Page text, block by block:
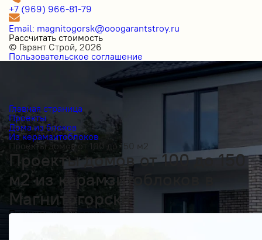
+7 (969) 966-81-79
Email: magnitogorsk@ooogarantstroy.ru
Рассчитать стоимость
© Гарант Строй, 2026
Пользовательское соглашение
Главная страница
Проекты
Дома из блоков
Из керамзитоблоков
Проекты домов от 100 до 150 м2
Проекты домов от 100 до 150
м2 из керамзитоблоков в
Магнитогорске
Получить косультацию